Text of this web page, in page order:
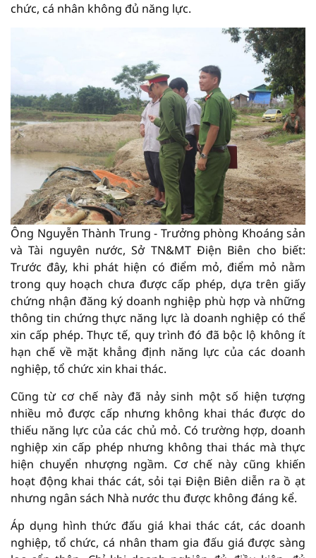
chức, cá nhân không đủ năng lực.
Ông Nguyễn Thành Trung - Trưởng phòng Khoáng sản
và Tài nguyên nước, Sở TN&MT Điện Biên cho biết:
Trước đây, khi phát hiện có điểm mỏ, điểm mỏ nằm
trong quy hoạch chưa được cấp phép, dựa trên giấy
chứng nhận đăng ký doanh nghiệp phù hợp và những
thông tin chứng thực năng lực là doanh nghiệp có thể
xin cấp phép. Thực tế, quy trình đó đã bộc lộ không ít
hạn chế về mặt khẳng định năng lực của các doanh
nghiệp, tổ chức xin khai thác.
Cũng từ cơ chế này đã nảy sinh một số hiện tượng
nhiều mỏ được cấp nhưng không khai thác được do
thiếu năng lực của các chủ mỏ. Có trường hợp, doanh
nghiệp xin cấp phép nhưng không thai thác mà thực
hiện chuyển nhượng ngầm. Cơ chế này cũng khiến
hoạt động khai thác cát, sỏi tại Điện Biên diễn ra ồ ạt
nhưng ngân sách Nhà nước thu được không đáng kể.
Áp dụng hình thức đấu giá khai thác cát, các doanh
nghiệp, tổ chức, cá nhân tham gia đấu giá được sàng